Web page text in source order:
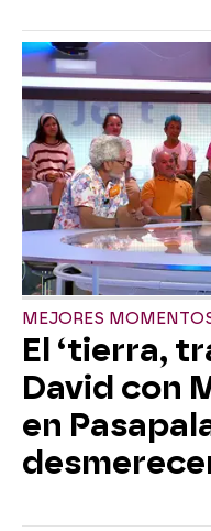
MEJORES
El ‘tierra,
David con
en